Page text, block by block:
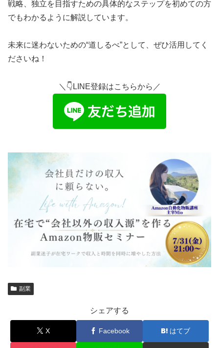
戦略、独立を目指すための具体的なステップを初めての方
でもわかるように解説しています。
未来に迷わないための“道しるべ”として、ぜひ活用してく
ださいね！
＼👇LINE登録はこちらから／
副業
シェアする
X Facebook はてブ